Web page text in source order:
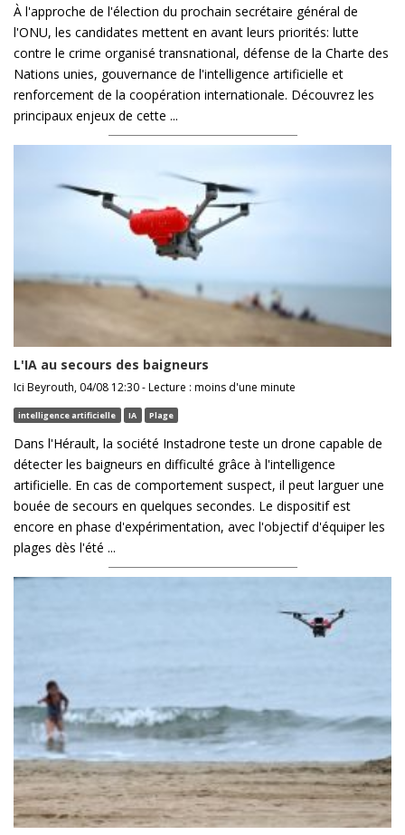
À l'approche de l'élection du prochain secrétaire général de
l'ONU, les candidates mettent en avant leurs priorités: lutte
contre le crime organisé transnational, défense de la Charte des
Nations unies, gouvernance de l'intelligence artificielle et
renforcement de la coopération internationale. Découvrez les
principaux enjeux de cette ...
L'IA au secours des baigneurs
Ici Beyrouth, 04/08 12:30 - Lecture : moins d'une minute
intelligence artificielle IA Plage
Dans l'Hérault, la société Instadrone teste un drone capable de
détecter les baigneurs en difficulté grâce à l'intelligence
artificielle. En cas de comportement suspect, il peut larguer une
bouée de secours en quelques secondes. Le dispositif est
encore en phase d'expérimentation, avec l'objectif d'équiper les
plages dès l'été ...